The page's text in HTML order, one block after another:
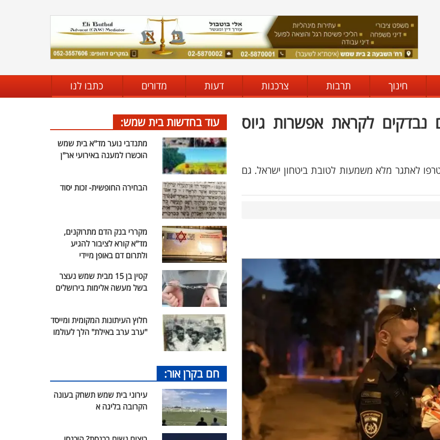
חינוך תרבות צרכנות דעות מדורים כתבו לנו
חיים נבדקים לקראת אפשרות גיוס
לאתגר מלא משמעות לטובת ביטחון ישראל. גם
עוד בחדשות בית שמש:
מתנדבי נוער מד"א בית שמש
הוכשרו למענה באירועי אר"ן
הבחירה החופשית- זכות יסוד
מקררי בנק הדם מתרוקנים,
מד"א קורא לציבור להגיע
ולתרום דם באופן מיידי
קטין בן 15 מבית שמש נעצר
בשל מעשה אלימות בירושלים
חלוץ העיתונות המקומית ומייסד
"ערב ערב באילת" הלך לעולמו
חם בקרן אור:
עירוני בית שמש תשחק בעונה
הקרובה בליגה א